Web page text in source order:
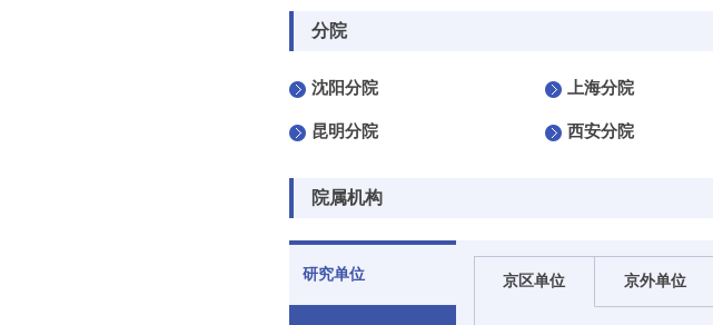
分院
沈阳分院 上海分院
昆明分院 西安分院
院属机构
研究单位 京区单位 京外单位